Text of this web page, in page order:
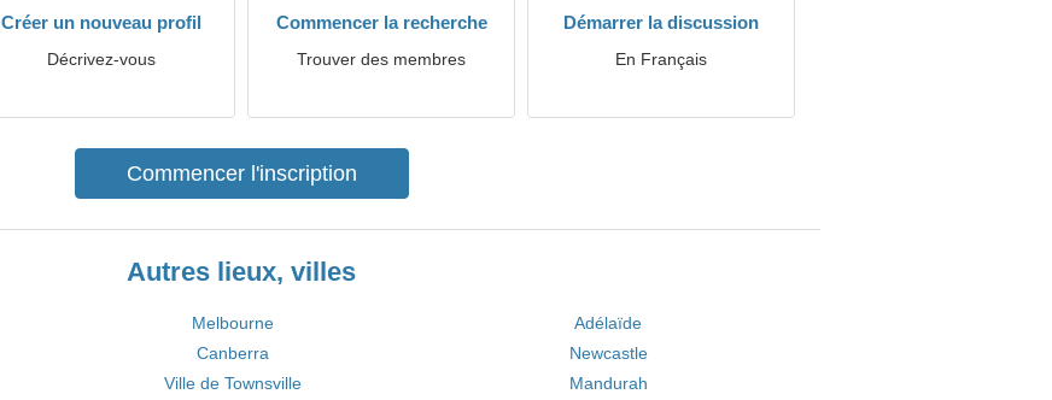
Créer un nouveau profil
Décrivez-vous
Commencer la recherche
Trouver des membres
Démarrer la discussion
En Français
Commencer l'inscription
Autres lieux, villes
Melbourne
Adélaïde
Canberra
Newcastle
Ville de Townsville Mandurah